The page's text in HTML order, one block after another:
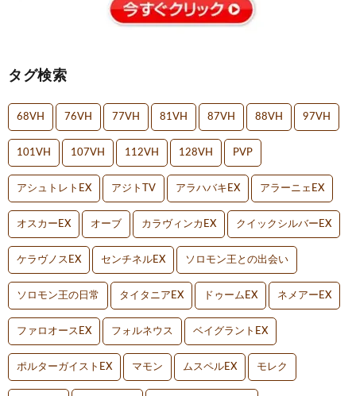
タグ検索
68VH 76VH 77VH 81VH 87VH 88VH 97VH
101VH 107VH 112VH 128VH PVP
アシュトレトEX アジトTV アラハバキEX アラーニェEX
オスカーEX オーブ カラヴィンカEX クイックシルバーEX
ケラヴノスEX センチネルEX ソロモン王との出会い
ソロモン王の日常 タイタニアEX ドゥームEX ネメアーEX
ファロオースEX フォルネウス ベイグラントEX
ポルターガイストEX マモン ムスペルEX モレク